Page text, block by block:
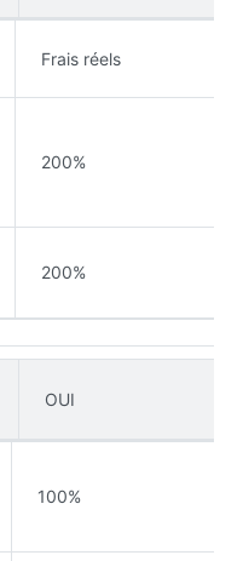
Frais réels
200%
200%
OUI
100%